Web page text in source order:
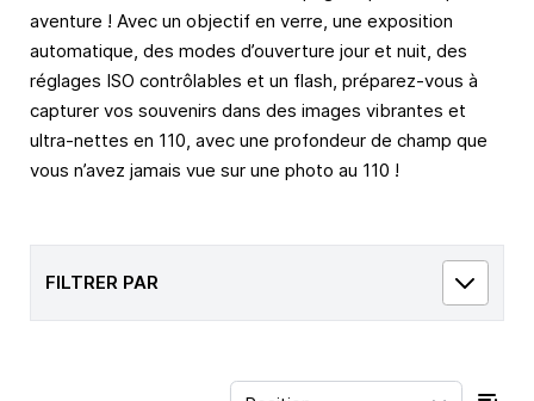
aventure ! Avec un objectif en verre, une exposition
automatique, des modes d’ouverture jour et nuit, des
réglages ISO contrôlables et un flash, préparez-vous à
capturer vos souvenirs dans des images vibrantes et
ultra-nettes en 110, avec une profondeur de champ que
vous n’avez jamais vue sur une photo au 110 !
FILTRER PAR